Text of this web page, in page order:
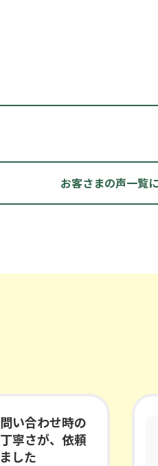
お客さまの声一覧
い合わせ時の
寧さが、依頼
した